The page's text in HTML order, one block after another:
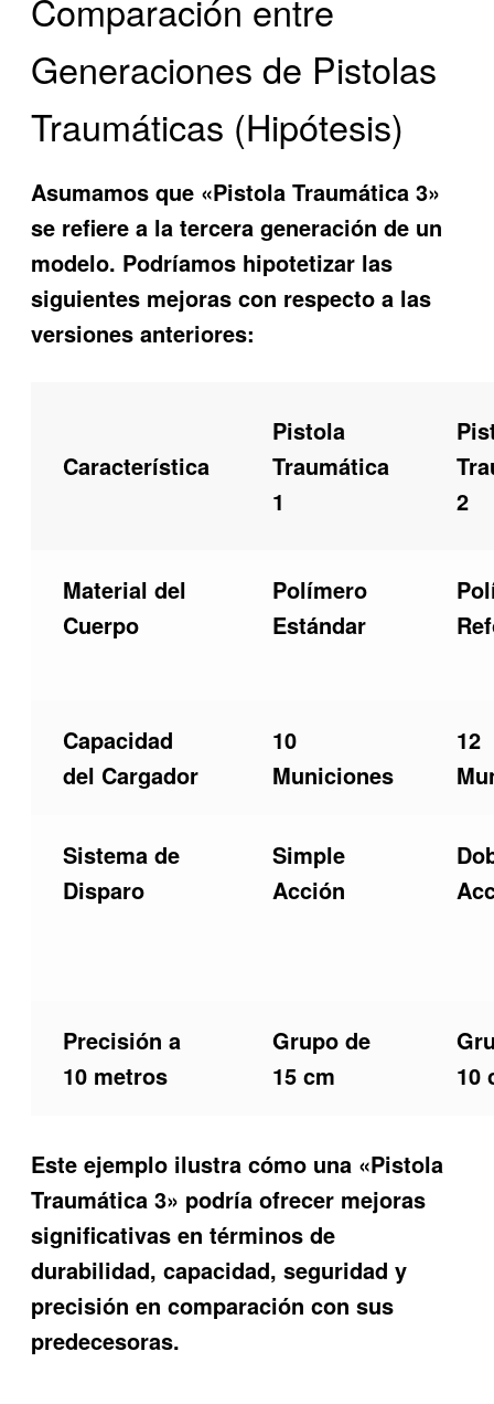
Comparación entre
Generaciones de Pistolas
Traumáticas (Hipótesis)
Asumamos que «Pistola Traumática 3»
se refiere a la tercera generación de un
modelo. Podríamos hipotetizar las
siguientes mejoras con respecto a las
versiones anteriores:
Característica
Pistola
Traumática
1
2
Material del
Cuerpo
Polímero
Estándar
Capacidad
del Cargador
10
Municiones
12
Sistema de
Disparo
Simple
Acción
Precisión a
10 metros
Grupo de
15 cm
10
Este ejemplo ilustra cómo una «Pistola
Traumática 3» podría ofrecer mejoras
significativas en términos de
durabilidad, capacidad, seguridad y
precisión en comparación con sus
predecesoras.